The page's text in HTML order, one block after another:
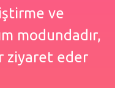
ve
modundadır,
ziyaret eder